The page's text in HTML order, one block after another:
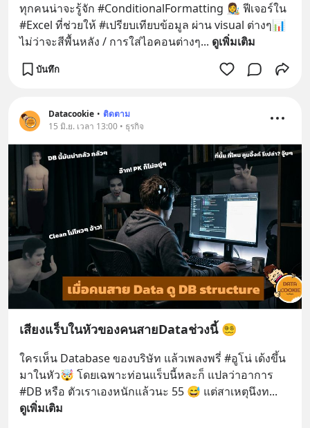
ทุกคนน่าจะรู้จัก #ConditionalFormatting 👩‍🎨 ฟีเจอร์ใน
#Excel ที่ช่วยให้ #เปรียบเทียบข้อมูล ผ่าน visual ต่างๆ📊
ไม่ว่าจะสีพื้นหลัง / การใส่ไอคอนต่างๆ... ดูเพิ่มเติม
บันทึก
Datacookie • ติดตาม
15 มิ.ย. เวลา 13:00 • ธุรกิจ
เสียงแร็บในหัวของคนสายDataช่วงนี้ 😵‍💫
ใครเห็น Database ของบริษัท แล้วเพลงพรี่ #อูโน่ เด้งขึ้น
มาในหัว🤯 โดยเฉพาะท่อนแร็บนี้หละก็ แปลว่าอาการ
#DB หรือ ตัวเราเองหนักแล้วนะ 55 😅 แต่สาเหตุนึงท...
ดูเพิ่มเติม